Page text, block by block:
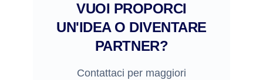
VUOI PROPORCI
UN'IDEA O DIVENTARE
PARTNER?
Contattaci per maggiori